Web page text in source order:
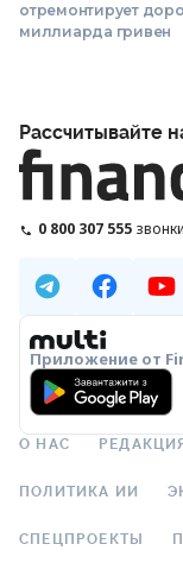
отремонтирует
миллиарда гривен
Рассчитывайте
0 800 307 555
Приложение от
О НАС РЕДАКЦИЯ
ПОЛИТИКА ИИ
СПЕЦПРОЕКТЫ